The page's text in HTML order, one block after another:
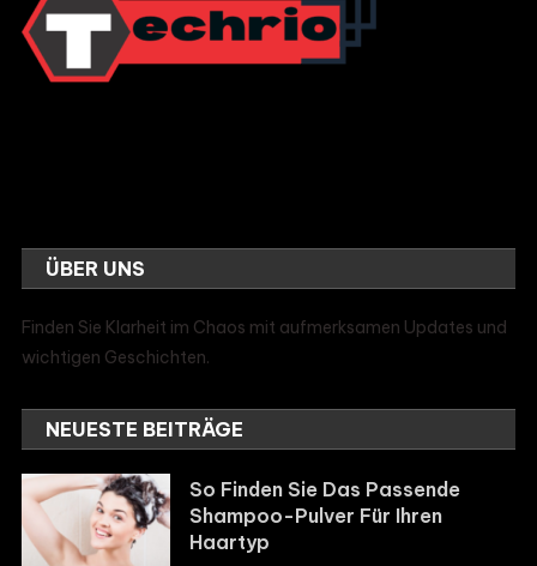
ÜBER UNS
Finden Sie Klarheit im Chaos mit aufmerksamen Updates und
wichtigen Geschichten.
NEUESTE BEITRÄGE
So Finden Sie Das Passende
Shampoo-Pulver Für Ihren
Haartyp